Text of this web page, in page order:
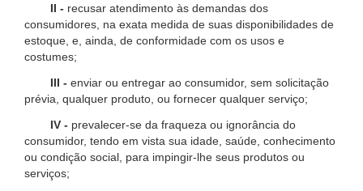
II - recusar atendimento às demandas dos
consumidores, na exata medida de suas disponibilidades de
estoque, e, ainda, de conformidade com os usos e
costumes;
III - enviar ou entregar ao consumidor, sem solicitação
prévia, qualquer produto, ou fornecer qualquer serviço;
IV - prevalecer-se da fraqueza ou ignorância do
consumidor, tendo em vista sua idade, saúde, conhecimento
ou condição social, para impingir-lhe seus produtos ou
serviços;